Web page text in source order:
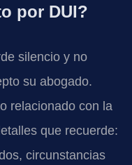
por DUI?
silencio y no
su abogado.
relacionado con la
que recuerde:
circunstancias